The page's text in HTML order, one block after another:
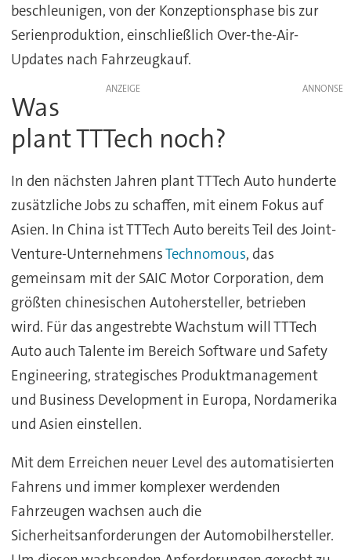
beschleunigen, von der Konzeptionsphase bis zur
Serienproduktion, einschließlich Over-the-Air-
Updates nach Fahrzeugkauf.
ANZEIGE
Was
plant TTTech noch?
In den nächsten Jahren plant TTTech Auto hunderte
zusätzliche Jobs zu schaffen, mit einem Fokus auf
Asien. In China ist TTTech Auto bereits Teil des Joint-
Venture-UnternehmensTechnomous, das
gemeinsam mit der SAIC Motor Corporation, dem
größten chinesischen Autohersteller, betrieben
wird. Für das angestrebte Wachstum will TTTech
Auto auch Talente im Bereich Software und Safety
Engineering, strategisches Produktmanagement
und Business Development in Europa, Nordamerika
und Asien einstellen.
Mit dem Erreichen neuer Level des automatisierten
Fahrens und immer komplexer werdenden
Fahrzeugen wachsen auch die
Sicherheitsanforderungen der Automobilhersteller.